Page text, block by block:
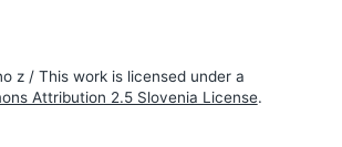
z / This work is licensed under a
Attribution 2.5 Slovenia License.